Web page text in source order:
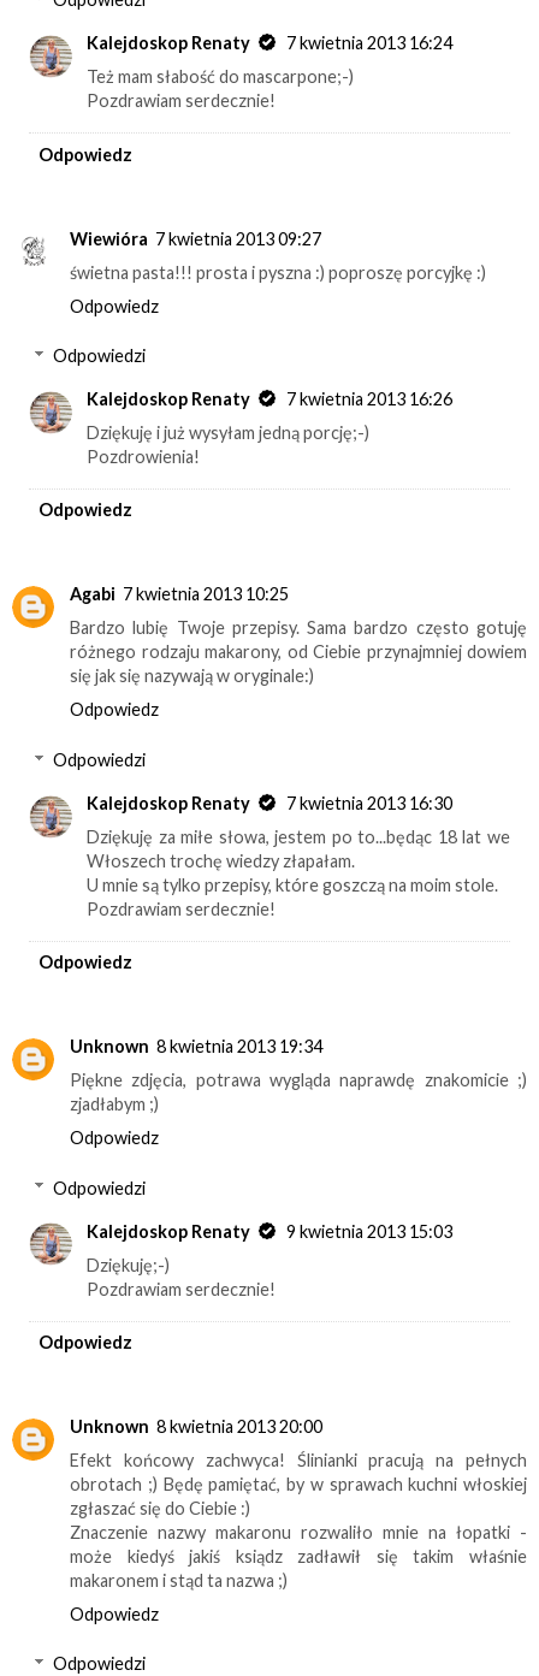
Kalejdoskop Renaty
7 kwietnia 2013 16:24
Też mam słabość do mascarpone;-)
Pozdrawiam serdecznie!
Odpowiedz
Wiewióra 7 kwietnia 2013 09:27
świetna pasta!!! prosta i pyszna :) poproszę porcyjkę :)
Odpowiedz
Odpowiedzi
Kalejdoskop Renaty
7 kwietnia 2013 16:26
Dziękuję i już wysyłam jedną porcję;-)
Pozdrowienia!
Odpowiedz
Agabi 7 kwietnia 2013 10:25
Bardzo lubię Twoje przepisy. Sama bardzo często gotuję
różnego rodzaju makarony, od Ciebie przynajmniej dowiem
się jak się nazywają w oryginale:)
Odpowiedz
Odpowiedzi
Kalejdoskop Renaty
7 kwietnia 2013 16:30
Dziękuję za miłe słowa, jestem po to...będąc 18 lat we
Włoszech trochę wiedzy złapałam.
U mnie są tylko przepisy, które goszczą na moim stole.
Pozdrawiam serdecznie!
Odpowiedz
Unknown 8 kwietnia 2013 19:34
Piękne zdjęcia, potrawa wygląda naprawdę znakomicie ;)
zjadłabym ;)
Odpowiedz
Odpowiedzi
Kalejdoskop Renaty
9 kwietnia 2013 15:03
Dziękuję;-)
Pozdrawiam serdecznie!
Odpowiedz
Unknown 8 kwietnia 2013 20:00
Efekt końcowy zachwyca! Ślinianki pracują na pełnych
obrotach ;) Będę pamiętać, by w sprawach kuchni włoskiej
zgłaszać się do Ciebie :)
Znaczenie nazwy makaronu rozwaliło mnie na łopatki -
może kiedyś jakiś ksiądz zadławił się takim właśnie
makaronem i stąd ta nazwa ;)
Odpowiedz
Odpowiedzi